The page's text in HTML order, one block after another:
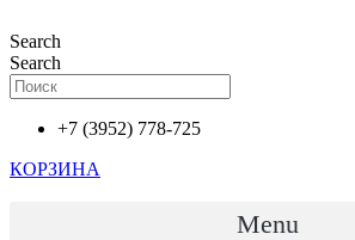
к
содержимому
Search
Search
+7 (3952) 778-725
КОРЗИНА
Menu